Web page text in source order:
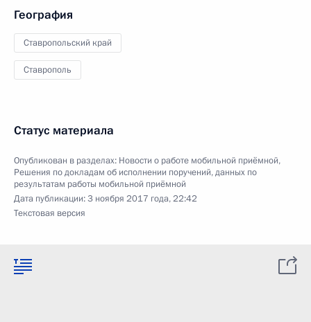
География
Ставропольский край
Ставрополь
Статус материала
Опубликован в разделах: Новости о работе мобильной приёмной,
Решения по докладам об исполнении поручений, данных по
результатам работы мобильной приёмной
Дата публикации:3 ноября 2017 года, 22:42
Текстовая версия